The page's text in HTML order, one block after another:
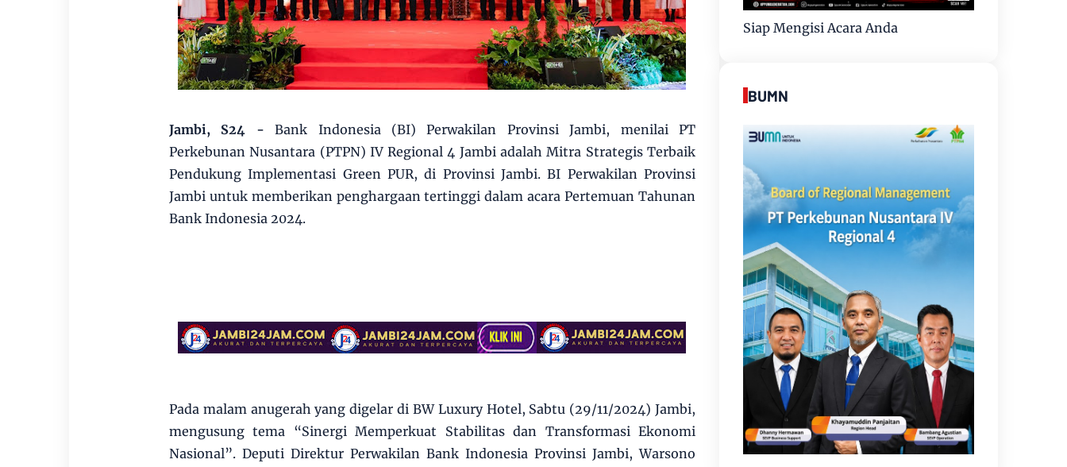
Jambi, S24 -Bank Indonesia (BI) Perwakilan Provinsi Jambi, menilai PT
Perkebunan Nusantara (PTPN) IV Regional 4 Jambi adalah Mitra Strategis Terbaik
Pendukung Implementasi Green PUR, di Provinsi Jambi. BI Perwakilan Provinsi
Jambi untuk memberikan penghargaan tertinggi dalam acara Pertemuan Tahunan
Bank Indonesia 2024.
Pada malam anugerah yang digelar di BW Luxury Hotel, Sabtu (29/11/2024) Jambi,
mengusung tema “Sinergi Memperkuat Stabilitas dan Transformasi Ekonomi
Nasional”. Deputi Direktur Perwakilan Bank Indonesia Provinsi Jambi, Warsono
Siap Mengisi Acara Anda
BUMN